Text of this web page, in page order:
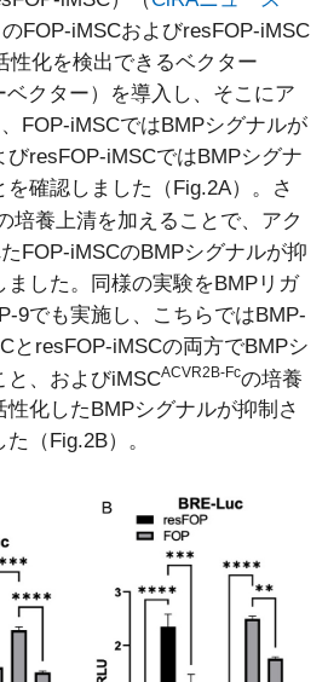
FOP-iMSCおよびresFOP-iMSC
性化を検出できるベクター
ベクター）を導入し、そこにア
FOP-iMSCではBMPシグナルが
resFOP-iMSCではBMPシグナ
確認しました（Fig.2A）。さ
培養上清を加えることで、アク
FOP-iMSCのBMPシグナルが抑
した。同様の実験をBMPリガ
9でも実施し、こちらではBMP-
とresFOP-iMSCの両方でBMPシ
と、およびiMSCACVR2B-Fcの培養
性化したBMPシグナルが抑制さ
（Fig.2B）。